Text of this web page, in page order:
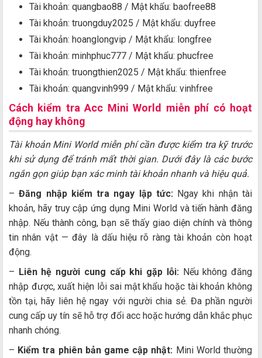
Tài khoản: quangbao88 / Mật khẩu: baofree88
Tài khoản: truongduy2025 / Mật khẩu: duyfree
Tài khoản: hoanglongvip / Mật khẩu: longfree
Tài khoản: minhphuc777 / Mật khẩu: phucfree
Tài khoản: truongthien2025 / Mật khẩu: thienfree
Tài khoản: quangvinh999 / Mật khẩu: vinhfree
Cách kiểm tra Acc Mini World miễn phí có hoạt
động hay không
Tài khoản Mini World miễn phí cần được kiểm tra kỹ trước
khi sử dụng để tránh mất thời gian. Dưới đây là các bước
ngắn gọn giúp bạn xác minh tài khoản nhanh và hiệu quả.
–Đăng nhập kiểm tra ngay lập tức: Ngay khi nhận tài
khoản, hãy truy cập ứng dụng Mini World và tiến hành đăng
nhập. Nếu thành công, bạn sẽ thấy giao diện chính và thông
tin nhân vật — đây là dấu hiệu rõ ràng tài khoản còn hoạt
động.
– Liên hệ người cung cấp khi gặp lỗi: Nếu không đăng
nhập được, xuất hiện lỗi sai mật khẩu hoặc tài khoản không
tồn tại, hãy liên hệ ngay với người chia sẻ. Đa phần người
cung cấp uy tín sẽ hỗ trợ đổi acc hoặc hướng dẫn khắc phục
nhanh chóng.
– Kiểm tra phiên bản game cập nhật: Mini World thường